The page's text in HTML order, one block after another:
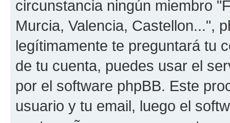
circunstancia ningún miembro
Murcia, Valencia, Castellon...",
legítimamente te preguntará tu
de tu cuenta, puedes usar el
por el software phpBB. Este
usuario y tu email, luego el